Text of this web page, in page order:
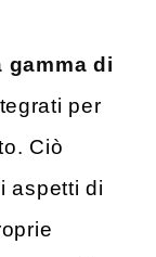
gamma di
per
Ciò
aspetti di